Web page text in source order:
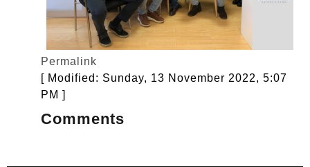
Permalink
[ Modified: Sunday, 13 November 2022, 5:07
PM ]
Comments